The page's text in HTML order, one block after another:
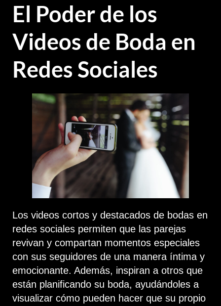
El Poder de los
Videos de Boda en
Redes Sociales
Los videos cortos y destacados de bodas en
redes sociales permiten que las parejas
revivan y compartan momentos especiales
con sus seguidores de una manera íntima y
emocionante. Además, inspiran a otros que
están planificando su boda, ayudándoles a
visualizar cómo pueden hacer que su propio